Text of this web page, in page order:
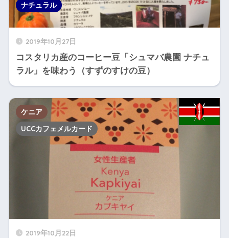
2019年10月27日
コスタリカ産のコーヒー豆「シュマバ農園 ナチュ
ラル」を味わう（すずのすけの豆）
ナチュラル
2019年10月22日
ケニア
UCCカフェメルカード